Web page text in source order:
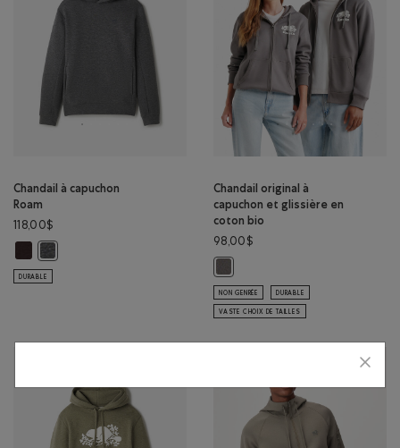
Chandail à capuchon
Roam
118,00$
Chandail à capuchon Roam: CAFÉ NOIR Couleur
Chandail à capuchon Roam: GRIS CHINÉ FONCÉ Couleur
DURABLE
Chandail original à
capuchon et glissière en
coton bio
98,00$
NON GENRÉE DURABLE
VASTE CHOIX DE TAILLES